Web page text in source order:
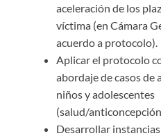
aceleración de los
víctima (en Cámara
acuerdo a protocolo).
Aplicar el protocolo
abordaje de casos de
niños y adolescentes
(salud/
Desarrollar